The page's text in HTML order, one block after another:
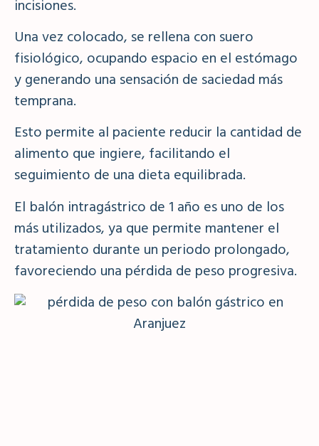
incisiones.
Una vez colocado, se rellena con suero
fisiológico, ocupando espacio en el estómago
y generando una sensación de saciedad más
temprana.
Esto permite al paciente reducir la cantidad de
alimento que ingiere, facilitando el
seguimiento de una dieta equilibrada.
El balón intragástrico de 1 año es uno de los
más utilizados, ya que permite mantener el
tratamiento durante un periodo prolongado,
favoreciendo una pérdida de peso progresiva.